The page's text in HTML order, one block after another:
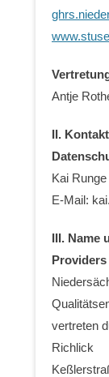
Antje
II.
Kai Runge
E-Mail:
III. Name
Providers
vertreten
Richlick